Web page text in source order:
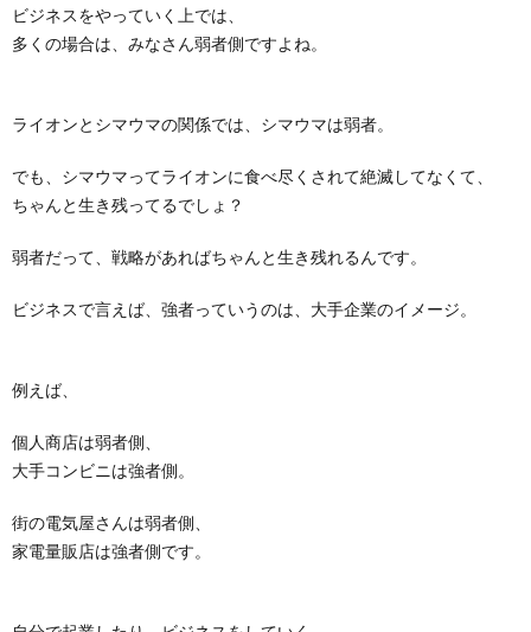
ビジネスをやっていく上では、
多くの場合は、みなさん弱者側ですよね。
ライオンとシマウマの関係では、シマウマは弱者。
でも、シマウマってライオンに食べ尽くされて絶滅してなくて、
ちゃんと生き残ってるでしょ？
弱者だって、戦略があればちゃんと生き残れるんです。
ビジネスで言えば、強者っていうのは、大手企業のイメージ。
例えば、
個人商店は弱者側、
大手コンビニは強者側。
街の電気屋さんは弱者側、
家電量販店は強者側です。